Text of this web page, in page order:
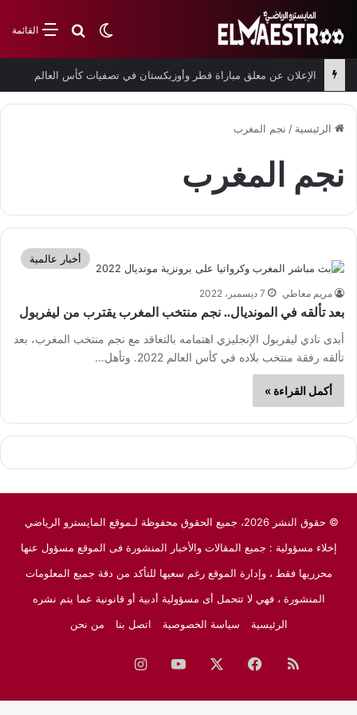
القائمةبحث عن
الوضع المظلم
الإعلان عن معلق مباراة قطر وأوزبكستان في تصفيات كأس العالم
الرئيسية / نجم المغرب
نجم المغرب
أخبار عالمية
مريم معاطي 7 ديسمبر، 2022
بعد تألقه في المونديال.. نجم منتخب المغرب يقترب من ليفربول
أبدى نادي ليفربول الإنجليزي اهتمامه بالتعاقد مع نجم منتخب المغرب، بعد
تألقه رفقة منتخب بلاده في كأس العالم 2022. وتأهل…
أكمل القراءة »
© حقوق النشر 2026، جميع الحقوق محفوظة لـموقع المايسترو الرياضي
إخلاء مسؤولية : جميع المقالات والأخبار المنشورة فى الموقع مسؤول عنها
محرريها فقط ، وإدارة الموقع رغم سعيها للتأكد من دقة جميع المعلومات
المنشورة ، فهي لا تتحمل أى مسؤولية أدبية أو قانونية عما يتم نشره
الرئيسية
سياسة الخصوصية اتصل بنا من نحن
ملخص
الموقع
فيسبوك ‫YouTubeانستقرام
نيوز